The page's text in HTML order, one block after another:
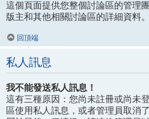
這個頁面提供您整個討論區的管理
版主和其他相關討論區的詳細資料。
回頂端
私人訊息
我不能發送私人訊息！
這有三種原因：您尚未註冊或尚未
區使用私人訊息，或者管理員取消